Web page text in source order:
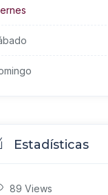
Estadísticas
89 Views